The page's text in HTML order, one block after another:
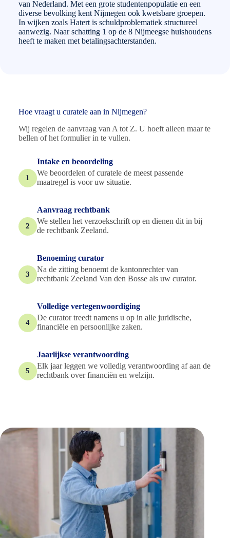
van Nederland. Met een grote studentenpopulatie en een
diverse bevolking kent Nijmegen ook kwetsbare groepen.
In wijken zoals Hatert is schuldproblematiek structureel
aanwezig. Naar schatting 1 op de 8 Nijmeegse huishoudens
heeft te maken met betalingsachterstanden.
Hoe vraagt u curatele aan in Nijmegen?
Wij regelen de aanvraag van A tot Z. U hoeft alleen maar te
bellen of het formulier in te vullen.
1
Intake en beoordeling
We beoordelen of curatele de meest passende
maatregel is voor uw situatie.
2
Aanvraag rechtbank
We stellen het verzoekschrift op en dienen dit in bij
de rechtbank Zeeland.
3
Benoeming curator
Na de zitting benoemt de kantonrechter van
rechtbank Zeeland Van den Bosse als uw curator.
4
Volledige vertegenwoordiging
De curator treedt namens u op in alle juridische,
financiële en persoonlijke zaken.
5
Jaarlijkse verantwoording
Elk jaar leggen we volledig verantwoording af aan de
rechtbank over financiën en welzijn.